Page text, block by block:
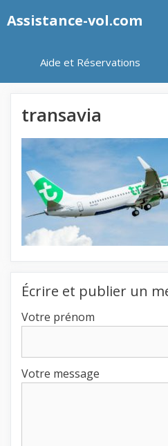
auAssistance-vol.com
Aide et Réservations
transavia
Écrire et publier un
Votre prénom
Votre message